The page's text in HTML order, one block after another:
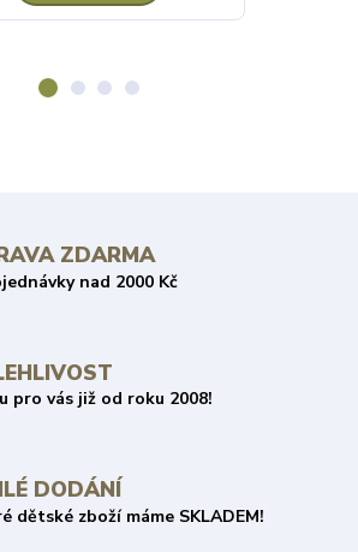
ZDARMA
nad 2000 Kč
pro vás již od roku 2008!
DODÁNÍ
dětské zboží máme SKLADEM!